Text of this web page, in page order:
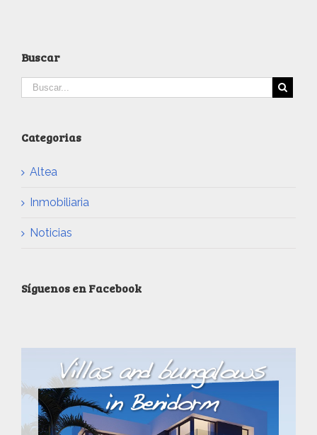
Buscar
Categorias
Altea
Inmobiliaria
Noticias
Síguenos en Facebook